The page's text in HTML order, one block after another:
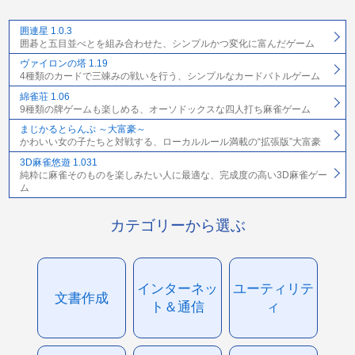
囲連星 1.0.3
囲碁と五目並べとを組み合わせた、シンプルかつ変化に富んだゲーム
ヴァイロンの塔 1.19
4種類のカードで三竦みの戦いを行う、シンプルなカードバトルゲーム
綿雀荘 1.06
9種類の牌ゲームも楽しめる、オーソドックスな四人打ち麻雀ゲーム
まじかるとらんぷ ～大富豪～
かわいい女の子たちと対戦する、ローカルルール満載の“拡張版”大富豪
3D麻雀悠遊 1.031
純粋に麻雀そのものを楽しみたい人に最適な、完成度の高い3D麻雀ゲー
ム
カテゴリーから選ぶ
文書作成
インターネッ
ト＆通信
ユーティリテ
ィ